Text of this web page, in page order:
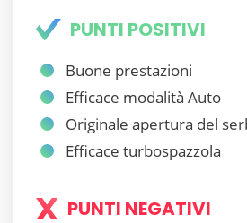
PUNTI POSITIVI
Buone prestazioni
Efficace modalità Auto
Originale apertura del
Efficace turbospazzola
PUNTI NEGATIVI